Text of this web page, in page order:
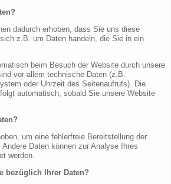
dadurch erhoben, dass Sie uns diese
z.B. um Daten handeln, die Sie in ein
beim Besuch der Website durch unsere
vor allem technische Daten (z.B.
oder Uhrzeit des Seitenaufrufs). Die
automatisch, sobald Sie unsere Website
um eine fehlerfreie Bereitstellung der
Daten können zur Analyse Ihres
werden.
bezüglich Ihrer Daten?